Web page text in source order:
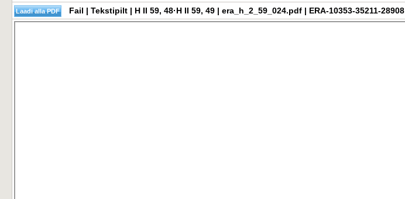
Fail | Tekstipilt | H II 59, 48·H II 59, 49 | era_h_2_59_024.pdf | ERA-10353-35211-28908